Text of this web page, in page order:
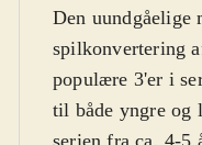
Den uundgåelige
spilkonvertering
populære 3'er i
til både yngre og